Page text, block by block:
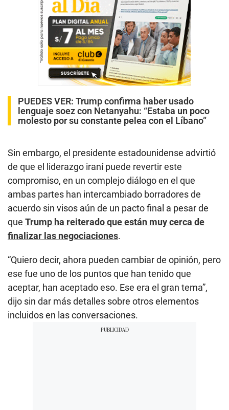
PUEDES VER: Trump confirma haber usado
lenguaje soez con Netanyahu: “Estaba un poco
molesto por su constante pelea con el Líbano”
Sin embargo, el presidente estadounidense advirtió
de que el liderazgo iraní puede revertir este
compromiso, en un complejo diálogo en el que
ambas partes han intercambiado borradores de
acuerdo sin visos aún de un pacto final a pesar de
que Trump ha reiterado que están muy cerca de
finalizar las negociaciones.
“Quiero decir, ahora pueden cambiar de opinión, pero
ese fue uno de los puntos que han tenido que
aceptar, han aceptado eso. Ese era el gran tema”,
dijo sin dar más detalles sobre otros elementos
incluidos en las conversaciones.